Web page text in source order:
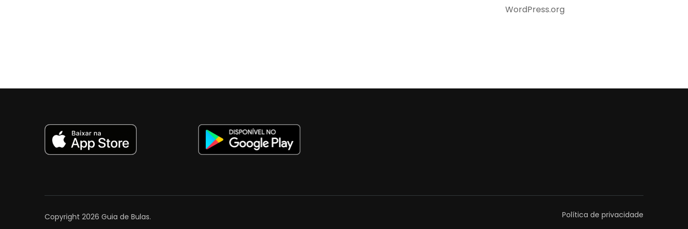
WordPress.org
Copyright 2026 Guia de Bulas. Política de privacidade